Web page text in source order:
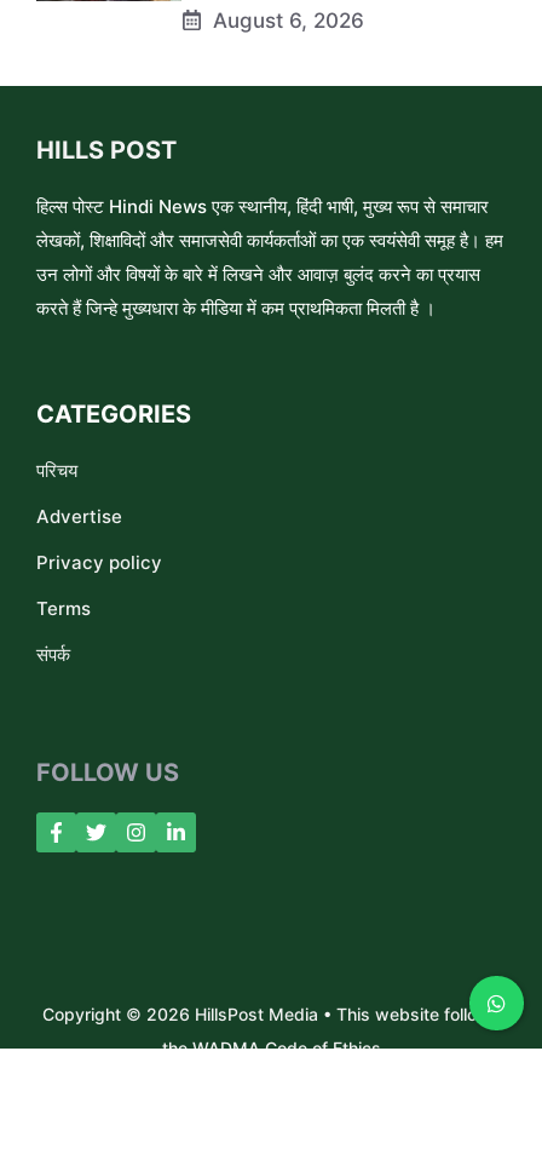
August 6, 2026
HILLS POST
हिल्स पोस्ट Hindi News एक स्थानीय, हिंदी भाषी, मुख्य रूप से समाचार
लेखकों, शिक्षाविदों और समाजसेवी कार्यकर्ताओं का एक स्वयंसेवी समूह है। हम
उन लोगों और विषयों के बारे में लिखने और आवाज़ बुलंद करने का प्रयास
करते हैं जिन्हे मुख्यधारा के मीडिया में कम प्राथमिकता मिलती है ।
CATEGORIES
परिचय
Advertise
Privacy policy
Terms
संपर्क
FOLLOW US
Copyright © 2026 HillsPost Media • This website follows
the WADMA Code of Ethics